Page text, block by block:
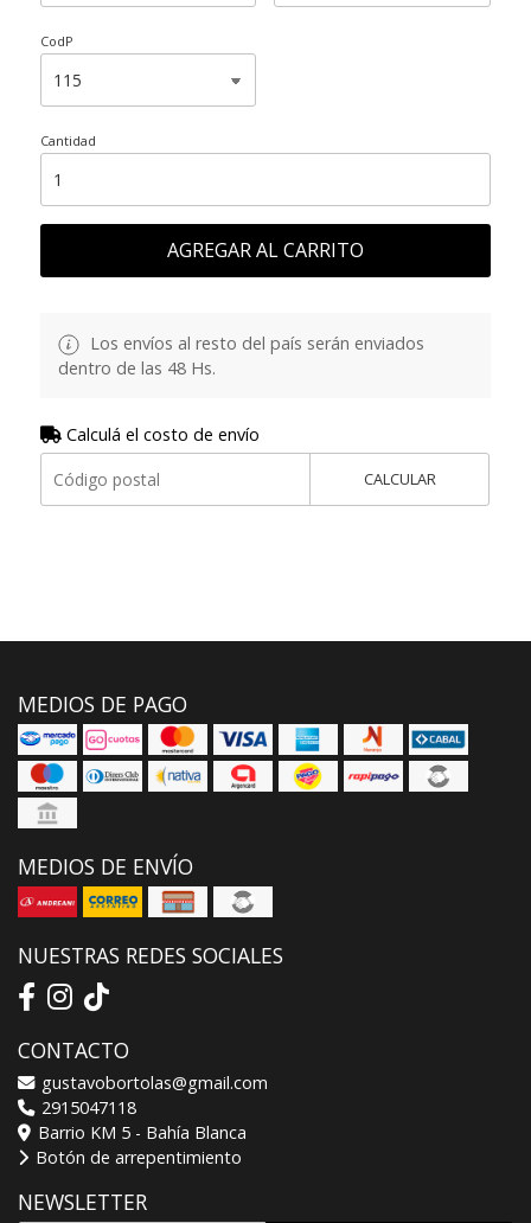
CodP
Cantidad
AGREGAR AL CARRITO
Los envíos al resto del país serán enviados
dentro de las 48 Hs.
Calculá el costo de envío
CALCULAR
MEDIOS DE PAGO
MEDIOS DE ENVÍO
NUESTRAS REDES SOCIALES
CONTACTO
gustavobortolas@gmail.com
2915047118
Barrio KM 5 - Bahía Blanca
Botón de arrepentimiento
NEWSLETTER